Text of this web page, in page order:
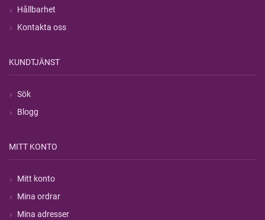
Hållbarhet
Kontakta oss
KUNDTJÄNST
Sök
Blogg
MITT KONTO
Mitt konto
Mina ordrar
Mina adresser